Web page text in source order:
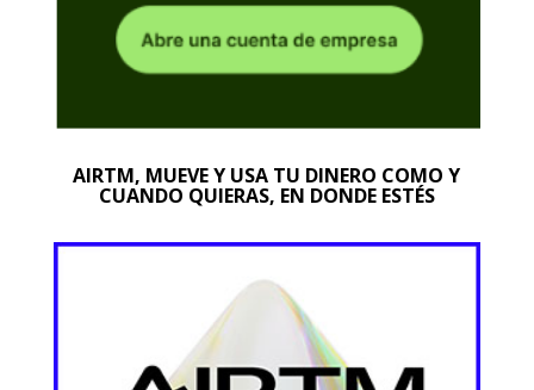
AIRTM, MUEVE Y USA TU DINERO COMO Y
CUANDO QUIERAS, EN DONDE ESTÉS